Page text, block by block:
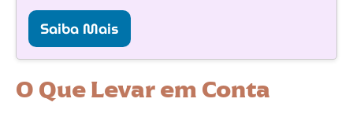
Saiba Mais
O Que Levar em Conta